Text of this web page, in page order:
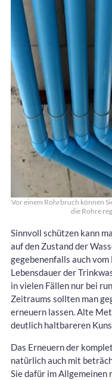
Vor einem Rohrbruch können
die Rohre
Sinnvoll schützen kann
auf den Zustand der
gegebenenfalls auch
Lebensdauer der
in vielen Fällen nur bei
Zeitraums sollten man
erneuern lassen. Alte
deutlich haltbareren
Das Erneuern der
natürlich auch mit
Sie dafür im Allgemeinen